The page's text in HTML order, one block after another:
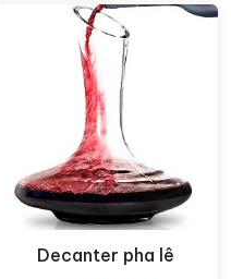
Xem nhanh
Decanter pha lê